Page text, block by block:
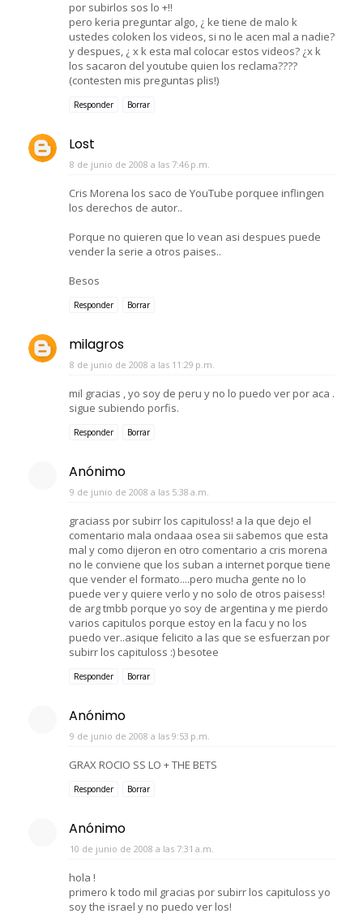
por subirlos sos lo +!!
pero keria preguntar algo, ¿ ke tiene de malo k
ustedes coloken los videos, si no le acen mal a nadie?
y despues, ¿ x k esta mal colocar estos videos? ¿x k
los sacaron del youtube quien los reclama????
(contesten mis preguntas plis!)
Responder Borrar
Lost
8 de junio de 2008 a las 7:46 p.m.
Cris Morena los saco de YouTube porquee inflingen
los derechos de autor..
Porque no quieren que lo vean asi despues puede
vender la serie a otros paises..
Besos
Responder Borrar
milagros
8 de junio de 2008 a las 11:29 p.m.
mil gracias , yo soy de peru y no lo puedo ver por aca .
sigue subiendo porfis.
Responder Borrar
Anónimo
9 de junio de 2008 a las 5:38 a.m.
graciass por subirr los capituloss! a la que dejo el
comentario mala ondaaa osea sii sabemos que esta
mal y como dijeron en otro comentario a cris morena
no le conviene que los suban a internet porque tiene
que vender el formato....pero mucha gente no lo
puede ver y quiere verlo y no solo de otros paisess!
de arg tmbb porque yo soy de argentina y me pierdo
varios capitulos porque estoy en la facu y no los
puedo ver..asique felicito a las que se esfuerzan por
subirr los capituloss :) besotee
Responder Borrar
Anónimo
9 de junio de 2008 a las 9:53 p.m.
GRAX ROCIO SS LO + THE BETS
Responder Borrar
Anónimo
10 de junio de 2008 a las 7:31 a.m.
hola !
primero k todo mil gracias por subirr los capituloss yo
soy the israel y no puedo ver los!